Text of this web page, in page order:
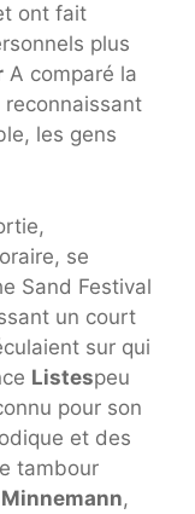
ont fait
plus
A comparé la
reconnaissant
les gens
se
Sand Festival
un court
sur qui
Listespeu
pour son
et des
tambour
,